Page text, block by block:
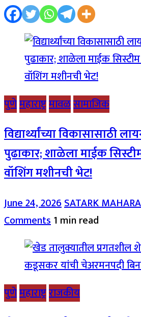
पुणेमहाराष्ट्रमावळसामाजिक
विद्यार्थ्यांच्या विकासासाठी
पुढाकार; शाळेला माईक
वॉशिंग मशीनची भेट!
June 24, 2026SATARK
Comments1 min read
पुणेमहाराष्ट्रराजकीय